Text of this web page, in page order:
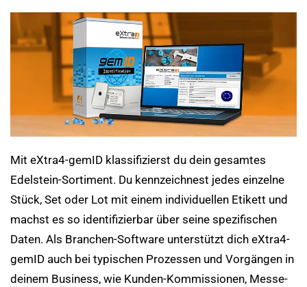
Mit eXtra4-gemID klassifizierst du dein gesamtes
Edelstein-Sortiment. Du kennzeichnest jedes einzelne
Stück, Set oder Lot mit einem individuellen Etikett und
machst es so identifizierbar über seine spezifischen
Daten. Als Branchen-Software unterstützt dich eXtra4-
gemID auch bei typischen Prozessen und Vorgängen in
deinem Business, wie Kunden-Kommissionen, Messe-